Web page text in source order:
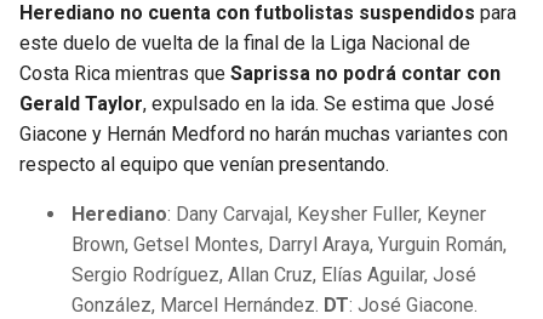
Herediano no cuenta con futbolistas suspendidos para
este duelo de vuelta de la final de la Liga Nacional de
Costa Rica mientras que Saprissa no podrá contar con
Gerald Taylor, expulsado en la ida. Se estima que José
Giacone y Hernán Medford no harán muchas variantes con
respecto al equipo que venían presentando.
Herediano: Dany Carvajal, Keysher Fuller, Keyner
Brown, Getsel Montes, Darryl Araya, Yurguin Román,
Sergio Rodríguez, Allan Cruz, Elías Aguilar, José
González, Marcel Hernández. DT: José Giacone.